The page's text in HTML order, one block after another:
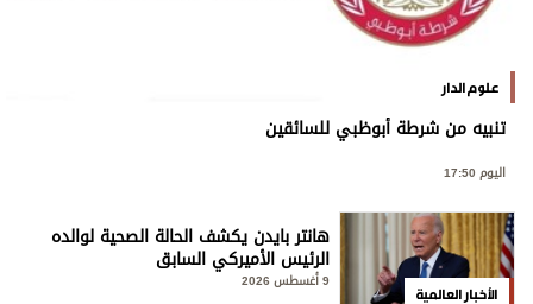
علوم الدار
تنبيه من شرطة أبوظبي للسائقين
اليوم 17:50
الأخبار العالمية
هانتر بايدن يكشف الحالة الصحية لوالده
الرئيس الأميركي السابق
9 أغسطس 2026